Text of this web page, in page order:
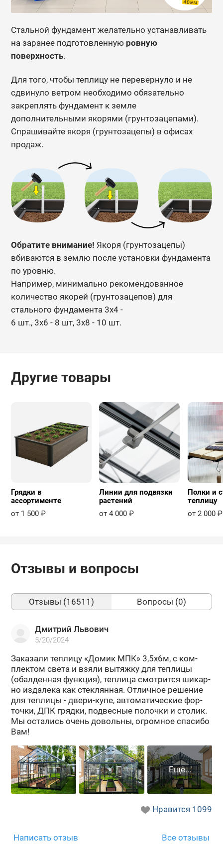
Стальной фундамент желательно устанавливать
на заранее подготовленную ровную
поверхность.
Для того, чтобы теплицу не перевернуло и не
сдвинуло ветром необходимо обязательно
закреплять фундамент к земле
дополнительными якорями (грунтозацепами).
Спрашивайте якоря (грунтозацепы) в офисах
продаж.
Обратите внимание! Якоря (грунтозацепы)
вбиваются в землю после установки фундамента
по уровню.
Например, минимально рекомендованное
количество якорей (грунтозацепов) для
стального фундамента 3х4 -
6 шт., 3х6 - 8 шт, 3х8 - 10 шт.
Другие товары
Грядки в
ассортименте
от 1 500 ₽
Линии для подвязки
растений
от 4 000 ₽
Полки и
теплицу
от 2 000 ₽
Отзывы и вопросы
Отзывы (16511) Вопросы (0)
Дмитрий Львович
5/20/2024
За­ка­за­ли теп­ли­цу «Домик МПК» 3,5х6м, с ком­
плек­том света и взяли вы­тяж­ку для теп­ли­цы
(обал­ден­ная функ­ция), теп­ли­ца смот­рит­ся ши­кар­
но из­да­ле­ка как стек­лян­ная. От­лич­ное ре­ше­ние
для теп­ли­цы - двери-​купе, ав­то­ма­ти­че­ские фор­
точ­ки, ДПК гряд­ки, под­вес­ные по­лоч­ки и сто­лик.
Мы оста­лись очень до­воль­ны, огром­ное спа­си­бо
Вам!
Нравится 1099
Написать отзыв Все отзывы